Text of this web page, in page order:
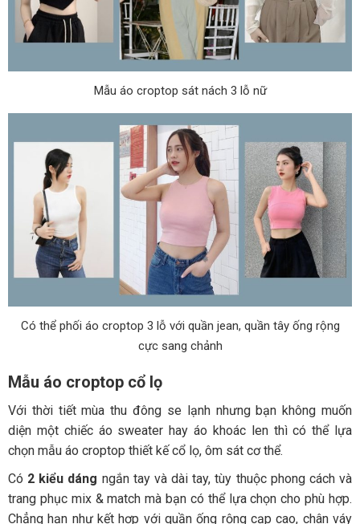
Mẫu áo croptop sát nách 3 lỗ nữ
Có thể phối áo croptop 3 lỗ với quần jean, quần tây ống rộng
cực sang chảnh
Mẫu áo croptop cổ lọ
Với thời tiết mùa thu đông se lạnh nhưng bạn không muốn
diện một chiếc áo sweater hay áo khoác len thì có thể lựa
chọn mẫu áo croptop thiết kế cổ lọ, ôm sát cơ thể.
Có 2 kiểu dáng ngắn tay và dài tay, tùy thuộc phong cách và
trang phục mix & match mà bạn có thể lựa chọn cho phù hợp.
Chẳng hạn như kết hợp với quần ống rộng cạp cao, chân váy